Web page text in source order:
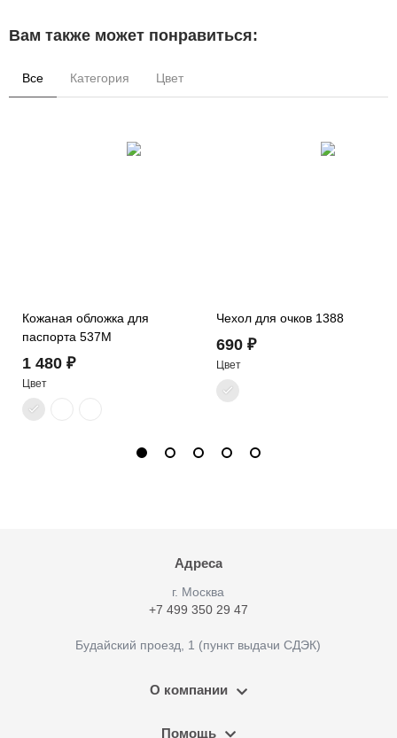
Вам также может понравиться:
Все Категория Цвет
Кожаная обложка для
паспорта 537M
1 480 ₽
Цвет
Чехол для очков 1388
690 ₽
Цвет
Адреса
г. Москва
+7 499 350 29 47
Будайский проезд, 1 (пункт выдачи СДЭК)
О компании
Помощь